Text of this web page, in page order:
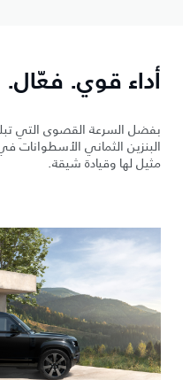
أداء قوي.
بفضل السرعة القصوى التي تبلغ 240 كم/
مثيل لها وقيادة شيقة.